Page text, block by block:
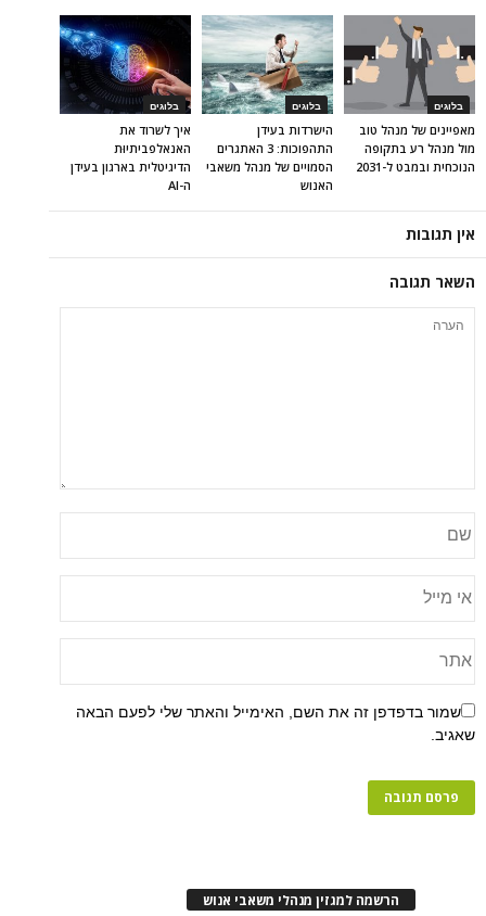
בלוגים
איך לשרוד את
האנאלפביתיוּת
הדיגיטלית בארגון בעידן
ה-AI
בלוגים
הישרדות בעידן
התהפוכות: 3 האתגרים
הסמויים של מנהל משאבי
האנוש
בלוגים
מאפיינים של מנהל טוב
מול מנהל רע בתקופה
הנוכחית ובמבט ל-2031
אין תגובות
השאר תגובה
שמור בדפדפן זה את השם, האימייל והאתר שלי לפעם הבאה
שאגיב.
הרשמה למגזין מנהלי משאבי אנוש